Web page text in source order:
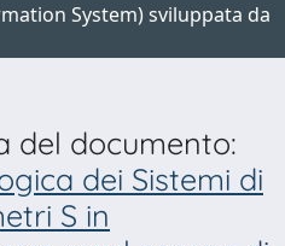
System) sviluppata da
del documento:
dei Sistemi di
S in